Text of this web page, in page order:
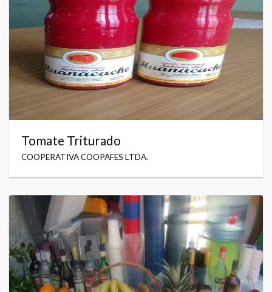
Tomate Triturado
COOPERATIVA COOPAFES LTDA.